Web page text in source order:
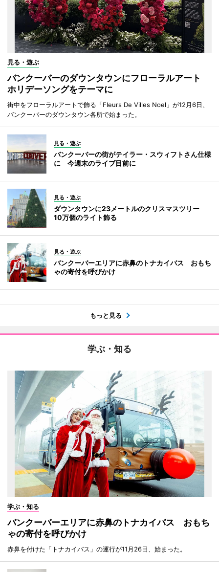
見る・遊ぶ
バンクーバーのダウンタウンにフローラルアート
ホリデーソングをテーマに
街中をフローラルアートで飾る「Fleurs De Villes Noel」が12月6日、
バンクーバーのダウンタウン各所で始まった。
見る・遊ぶ
バンクーバーの街がテイラー・スウィフトさん仕様
に 今週末のライブ目前に
見る・遊ぶ
ダウンタウンに23メートルのクリスマスツリー
10万個のライト飾る
見る・遊ぶ
バンクーバーエリアに赤鼻のトナカイバス おもち
ゃの寄付を呼びかけ
もっと見る
学ぶ・知る
学ぶ・知る
バンクーバーエリアに赤鼻のトナカイバス おもち
ゃの寄付を呼びかけ
赤鼻を付けた「トナカイバス」の運行が11月26日、始まった。